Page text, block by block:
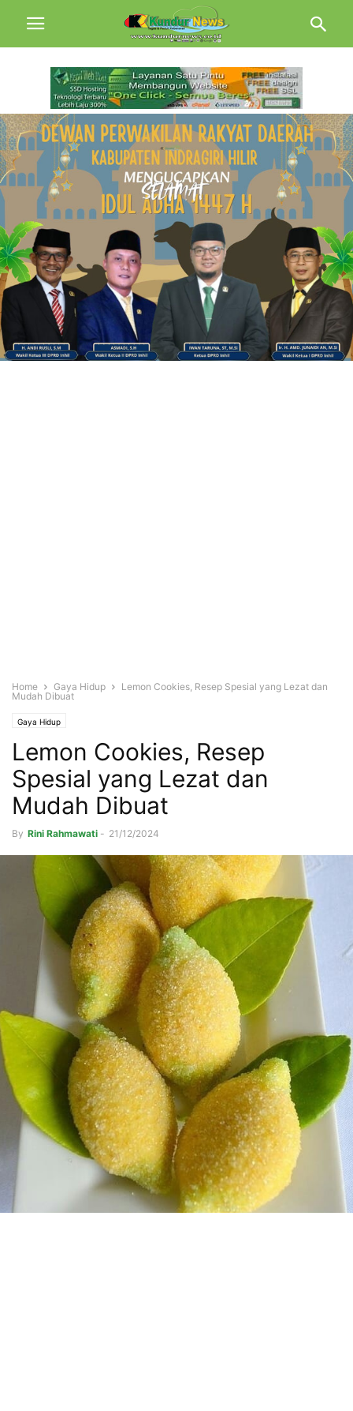
Home Gaya Hidup
Lemon Cookies, Resep Spesial yang Lezat dan
Mudah Dibuat
Gaya Hidup
Lemon Cookies, Resep
Spesial yang Lezat dan
Mudah Dibuat
By Rini Rahmawati - 21/12/2024